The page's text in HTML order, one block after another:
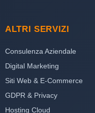
ALTRI SERVIZI
Consulenza Aziendale
Digital Marketing
Siti Web & E-Commerce
GDPR & Privacy
Hosting Cloud